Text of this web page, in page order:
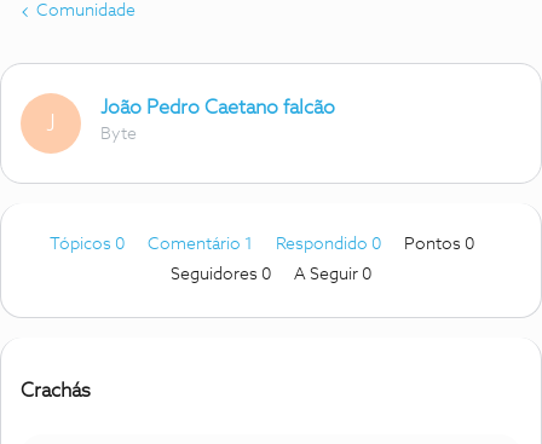
Comunidade
J
João Pedro Caetano falcão
Byte
Tópicos 0 Comentário 1 Respondido 0
Pontos 0
Seguidores 0 A Seguir 0
Crachás